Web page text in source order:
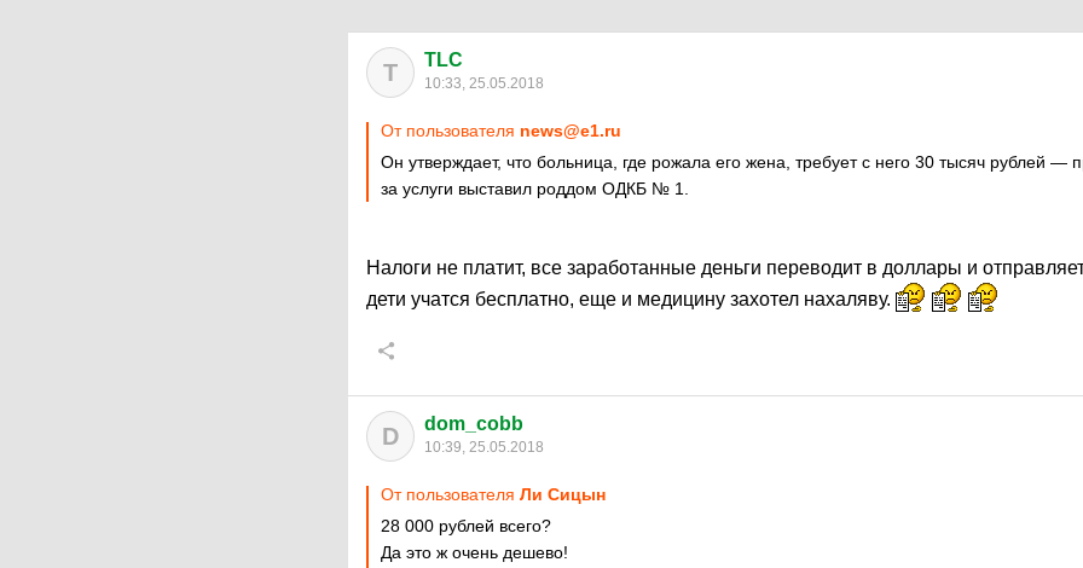
T TLC
10:33, 25.05.2018
От пользователя news@e1.ru
Он утверждает, что больница, где рожала его жена, требует с него 30 тысяч рублей —
за услуги выставил роддом ОДКБ № 1.
Налоги не платит, все заработанные деньги переводит в доллары и
дети учатся бесплатно, еще и медицину захотел нахаляву.
D dom_cobb
10:39, 25.05.2018
От пользователя Ли Сицын
28 000 рублей всего?
Да это ж очень дешево!